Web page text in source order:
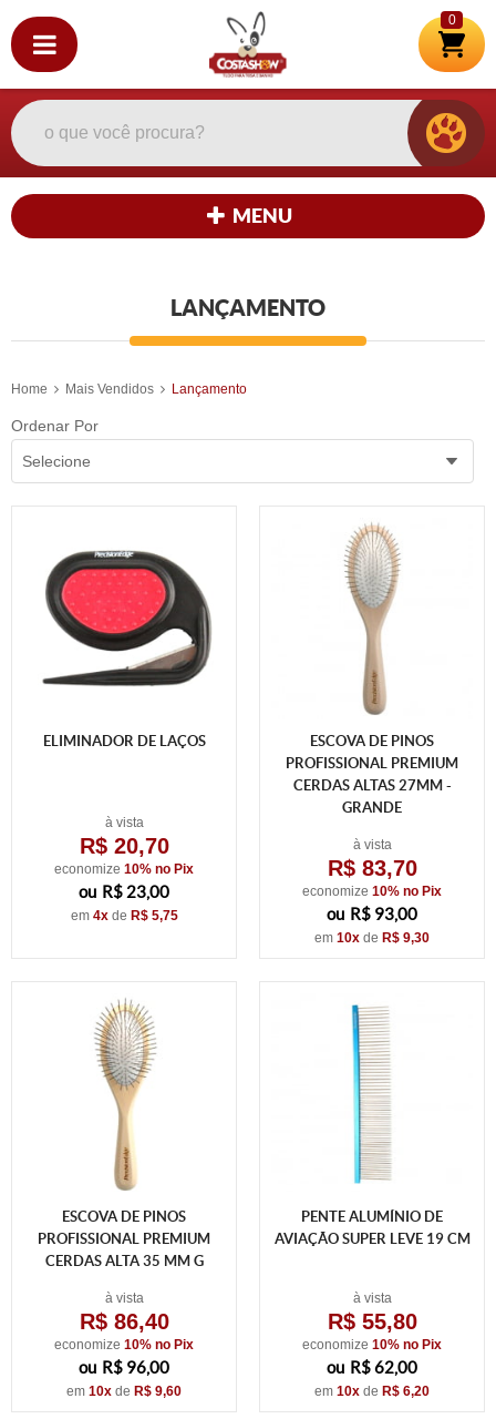
0
MENU
LANÇAMENTO
Home Mais Vendidos Lançamento
Ordenar Por
Selecione
ELIMINADOR DE LAÇOS
R$ 23,00
à vista
R$ 20,70
economize 10% no Pix
em 4xde R$ 5,75
ESCOVA DE PINOS
PROFISSIONAL PREMIUM
CERDAS ALTAS 27MM -
GRANDE
R$ 93,00
à vista
R$ 83,70
economize 10% no Pix
em 10x de R$ 9,30
ESCOVA DE PINOS
PROFISSIONAL PREMIUM
CERDAS ALTA 35 MM G
R$ 96,00
à vista
R$ 86,40
economize 10% no Pix
em 10x de R$ 9,60
PENTE ALUMÍNIO DE
AVIAÇÃO SUPER LEVE 19 CM
R$ 62,00
à vista
R$ 55,80
economize 10% no Pix
em 10x de R$ 6,20